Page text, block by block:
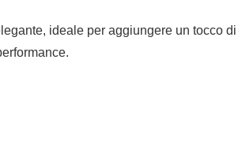
ideale per aggiungere un tocco